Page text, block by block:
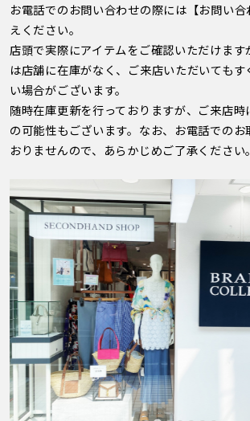
お電話でのお問い合わせの際には【お問い
えください。
店頭で実際にアイテムをご確認いただけます
は店舗に在庫がなく、ご来店いただいてもす
い場合がございます。
随時在庫更新を行っておりますが、ご来店
の可能性もございます。なお、お電話でのお
おりませんので、あらかじめご了承ください。